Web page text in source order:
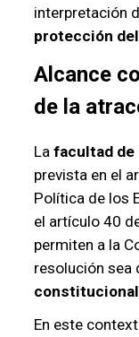
interpretación
protección
Alcance
de la
La facultad de
prevista en el
Política de los
el artículo 40
permiten a la
resolución sea
constitucional
En este